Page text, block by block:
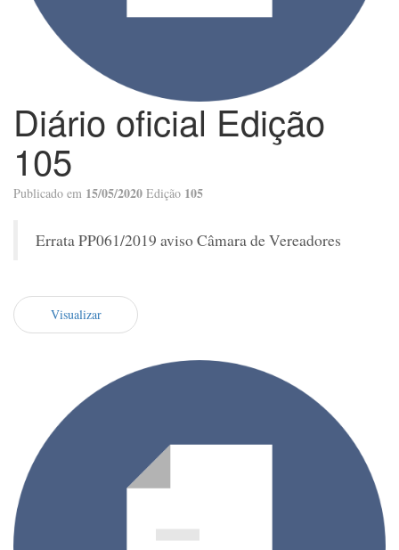
Diário oficial Edição
105
Publicado em 15/05/2020 Edição 105
Errata PP061/2019 aviso Câmara de Vereadores
Visualizar